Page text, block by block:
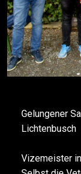
Gelungener
Lichtenbusch
Vizemeister